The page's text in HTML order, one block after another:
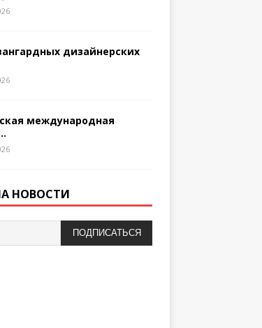
дизайнерских
международная
НОВОСТИ
ПОДПИСАТЬСЯ